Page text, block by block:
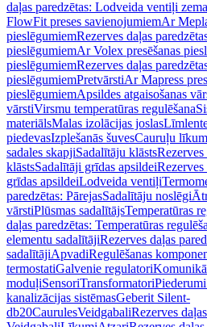
daļas paredzētas: Lodveida ventiļi
FlowFit preses savienojumiemAr
pieslēgumiemRezerves daļas
pieslēgumiemAr Volex presēšanas
pieslēgumiemRezerves daļas
pieslēgumiemPretvārstiAr Mapress
pieslēgumiemApsildes atgaisošanas
vārstiVirsmu temperatūras regulēšana
materiālsMalas izolācijas joslas
piedevasIzplešanās šuvesCauruļu
sadales skapjiSadalītāju klāstsRezerves
klāstsSadalītāji grīdas apsildeiRezerves
grīdas apsildeiLodveida ventiļi
paredzētas: PārejasSadalītāju noslēgi
vārstiPlūsmas sadalītājsTemperatūras
daļas paredzētas: Temperatūras
elementu sadalītājiRezerves daļas
sadalītājiApvadiRegulēšanas
termostatiGalvenie regulatori
moduļiSensoriTransformatoriPiederumi
kanalizācijas sistēmasGeberit Silent-
db20CaurulesVeidgabaliRezerves